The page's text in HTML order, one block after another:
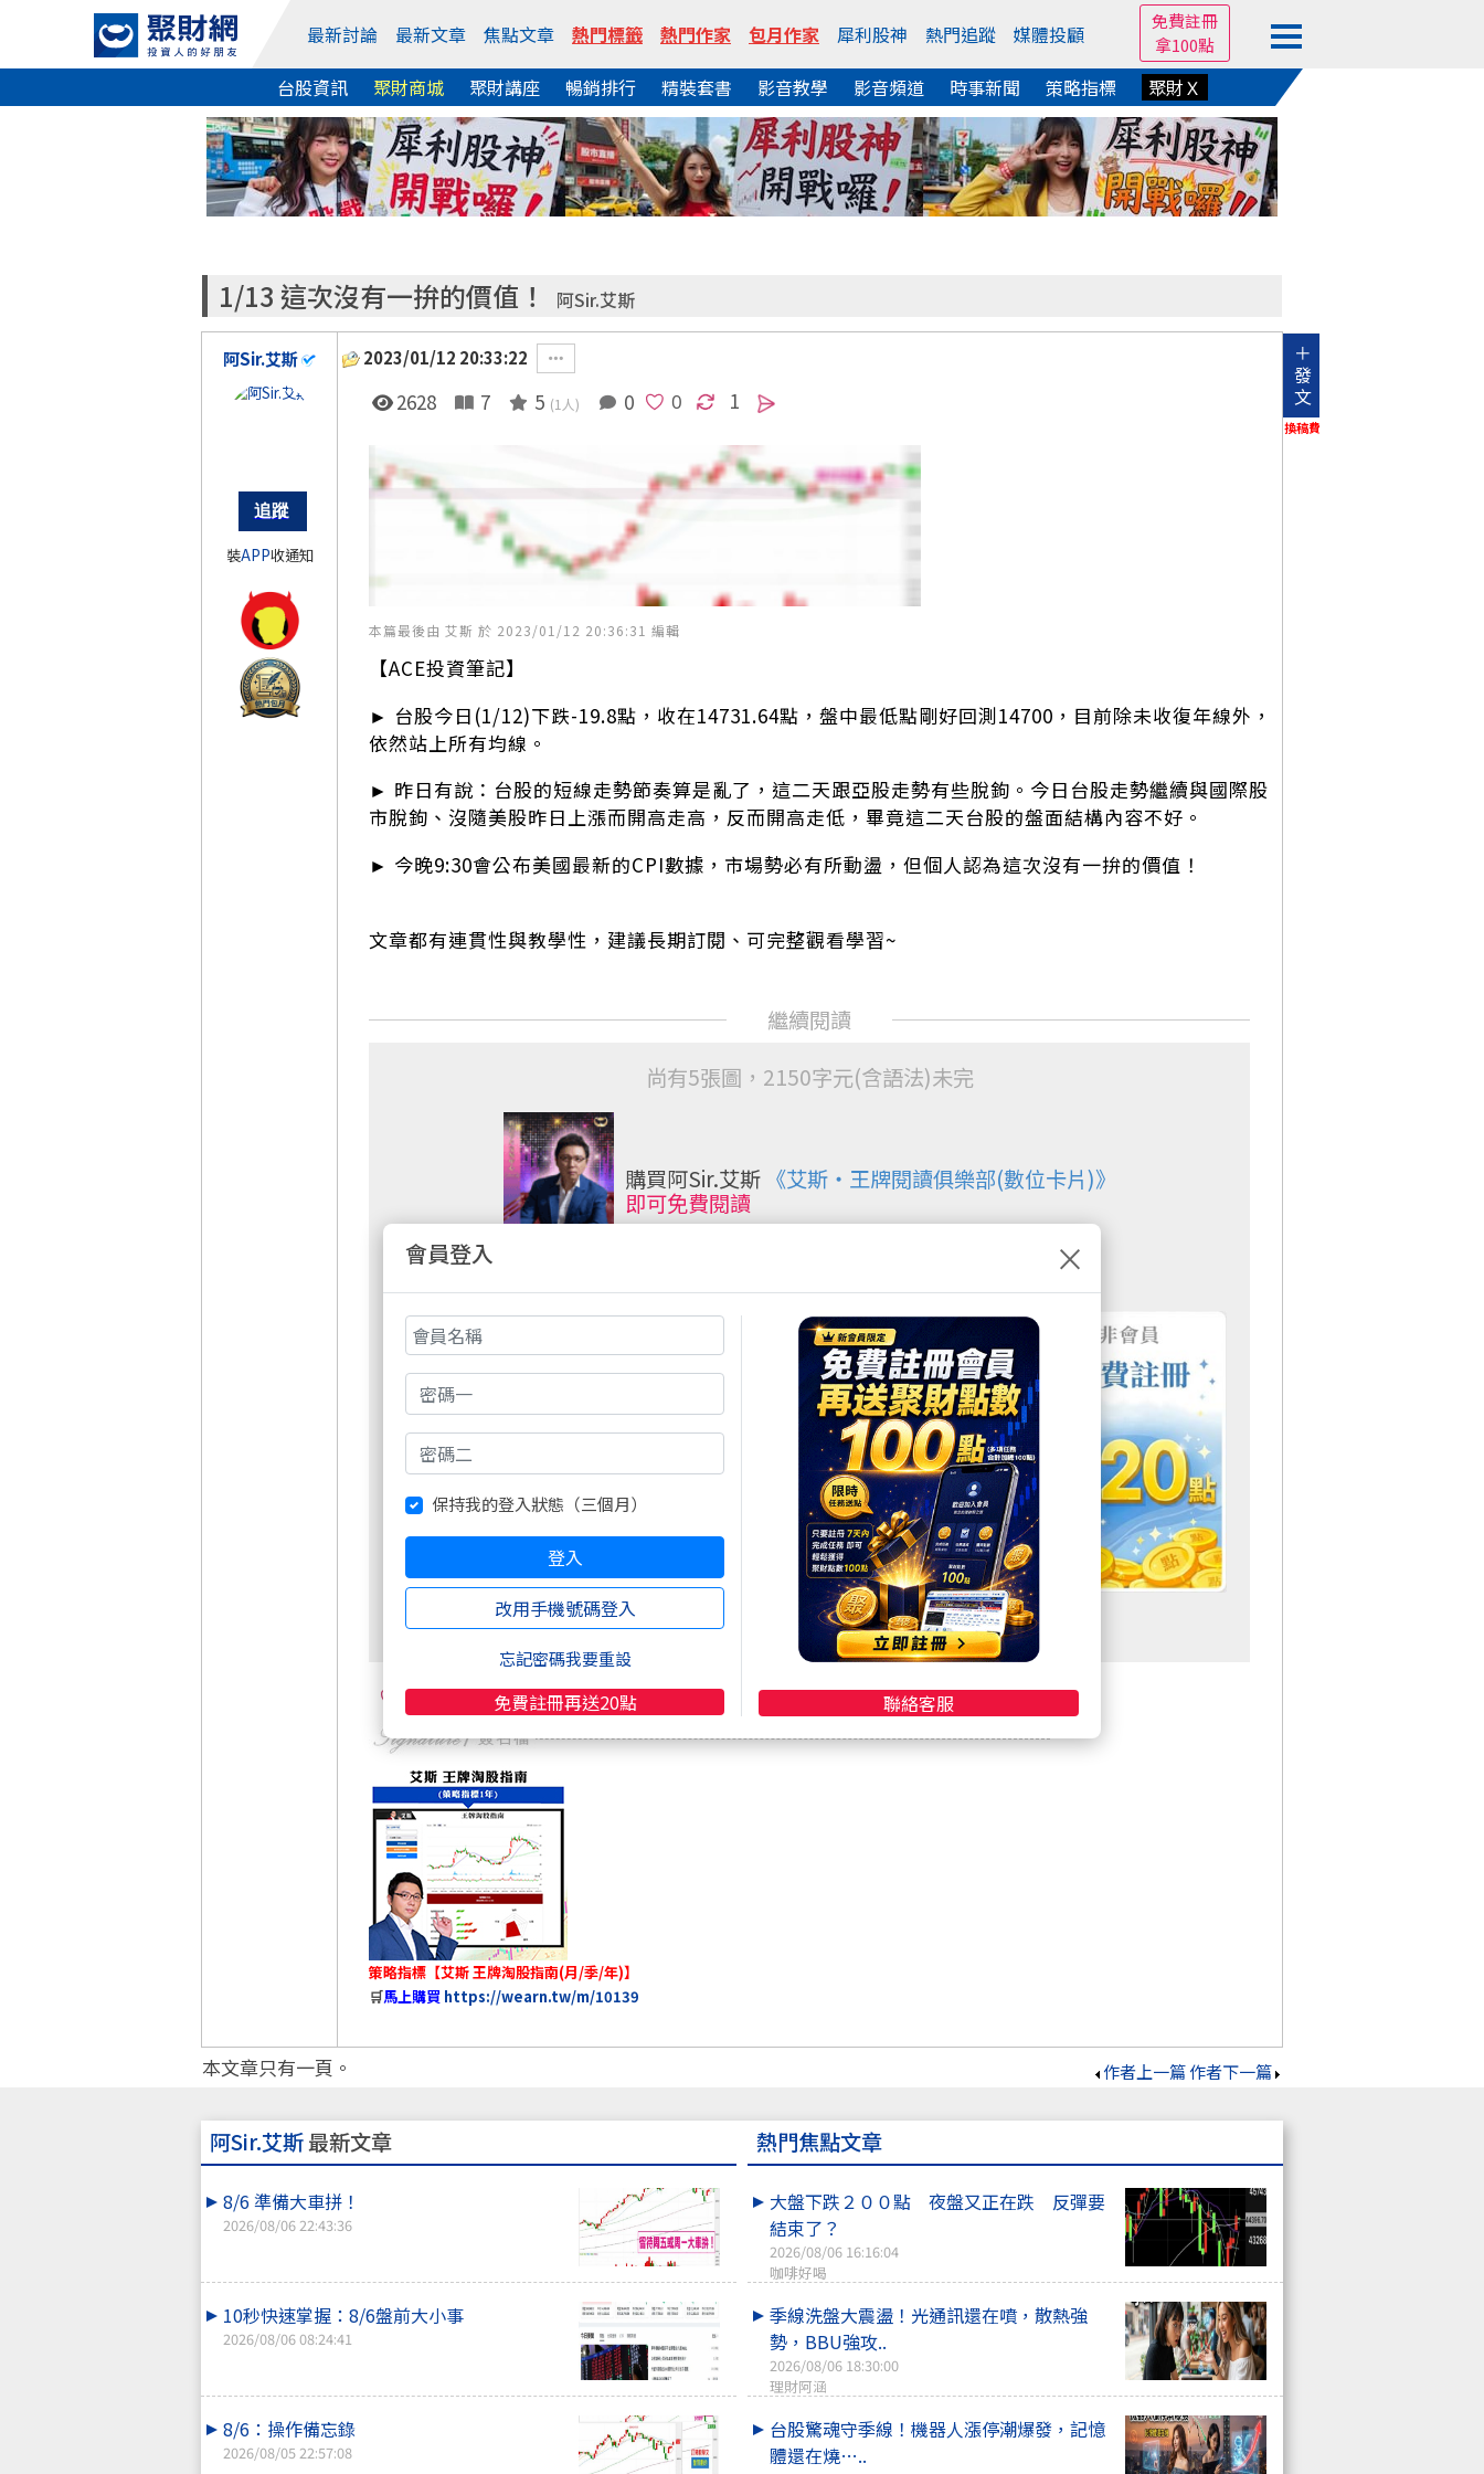
最新討論 最新文章 焦點文章 熱門標籤 熱門作家 包月作家 犀利股神 熱門追蹤 媒體投顧
免費註冊
拿100點
台股資訊 聚財商城 聚財講座 暢銷排行 精裝套書 影音教學 影音頻道 時事新聞 策略指標 聚財Ｘ
1/13 這次沒有一拚的價值！ 阿Sir.艾斯
阿Sir.艾斯
裝APP收通知
2023/01/12 20:33:22
＋
發
文
換稿費
2628 7 5 (1人) 0 1
本篇最後由 艾斯 於 2023/01/12 20:36:31 編輯
【ACE投資筆記】
► 台股今日(1/12)下跌-19.8點，收在14731.64點，盤中最低點剛好回測14700，目前除未收復年線外，
依然站上所有均線。
► 昨日有說：台股的短線走勢節奏算是亂了，這二天跟亞股走勢有些脫鉤。今日台股走勢繼續與國際股
市脫鉤、沒隨美股昨日上漲而開高走高，反而開高走低，畢竟這二天台股的盤面結構內容不好。
► 今晚9:30會公布美國最新的CPI數據，市場勢必有所動盪，但個人認為這次沒有一拚的價值！
文章都有連貫性與教學性，建議長期訂閱、可完整觀看學習~
尚有5張圖，2150字元(含語法)未完
購買阿Sir.艾斯 《艾斯‧王牌閱讀俱樂部(數位卡片)》
即可免費閱讀
閱全文
非會員請先註冊再送聚財點數 20 點
買點數
立即線上購買
超商買真方便
快速購點
( 刷卡、Line Pay、Apple
Pay、Google Pay )
1
策略指標【艾斯 王牌淘股指南(月/季/年)】
🛒馬上購買 https://wearn.tw/m/10139
本文章只有一頁。 作者上一篇作者下一篇
阿Sir.艾斯最新文章
8/6 準備大車拼！
2026/08/06 22:43:36
10秒快速掌握：8/6盤前大小事
2026/08/06 08:24:41
8/6：操作備忘錄
2026/08/05 22:57:08
熱門焦點文章
大盤下跌２００點 夜盤又正在跌 反彈要
結束了？
2026/08/06 16:16:04
咖啡好喝
季線洗盤大震盪！光通訊還在噴，散熱強
勢，BBU強攻..
2026/08/06 18:30:00
理財阿涵
台股驚魂守季線！機器人漲停潮爆發，記憶
體還在燒…..
會員登入 ×
保持我的登入狀態（三個月）
登入
改用手機號碼登入
忘記密碼我要重設
免費註冊再送20點 聯絡客服